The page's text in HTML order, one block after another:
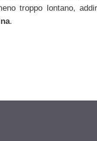
troppo lontano,
.